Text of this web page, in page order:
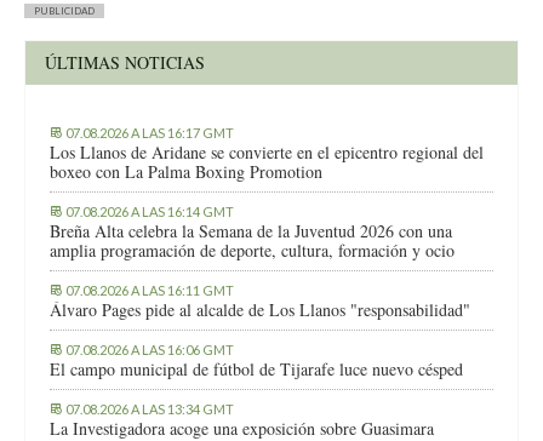
PUBLICIDAD
ÚLTIMAS NOTICIAS
07.08.2026 A LAS 16:17 GMT
Los Llanos de Aridane se convierte en el epicentro regional del
boxeo con La Palma Boxing Promotion
07.08.2026 A LAS 16:14 GMT
Breña Alta celebra la Semana de la Juventud 2026 con una
amplia programación de deporte, cultura, formación y ocio
07.08.2026 A LAS 16:11 GMT
Álvaro Pages pide al alcalde de Los Llanos "responsabilidad"
07.08.2026 A LAS 16:06 GMT
El campo municipal de fútbol de Tijarafe luce nuevo césped
07.08.2026 A LAS 13:34 GMT
La Investigadora acoge una exposición sobre Guasimara